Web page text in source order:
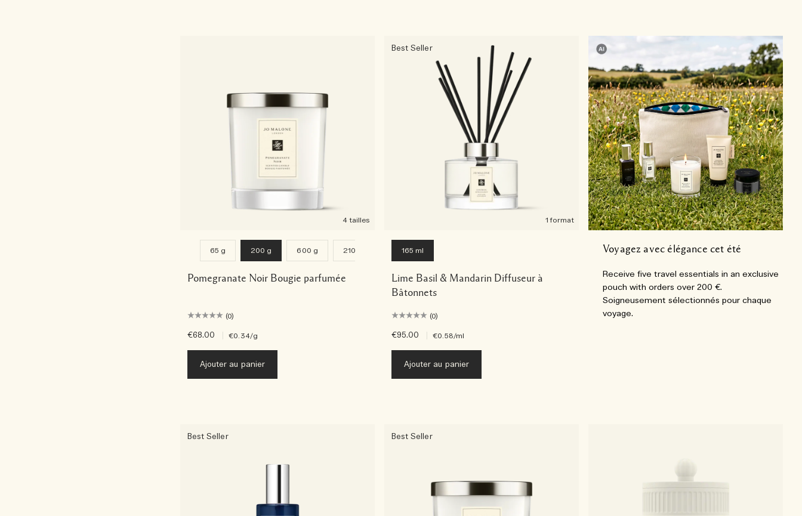
4 tailles
65 g 200 g 600 g 2100 g
Pomegranate Noir Bougie parfumée
(0)
€68.00 €0.34/g
Ajouter au panier
Best Seller
1 format
165 ml
Lime Basil & Mandarin Diffuseur à
Bâtonnets
(0)
€95.00 €0.58/ml
Ajouter au panier
Voyagez avec élégance cet été
Receive five travel essentials in an exclusive
pouch with orders over 200 €.
Soigneusement sélectionnés pour chaque
voyage.
Best Seller Best Seller